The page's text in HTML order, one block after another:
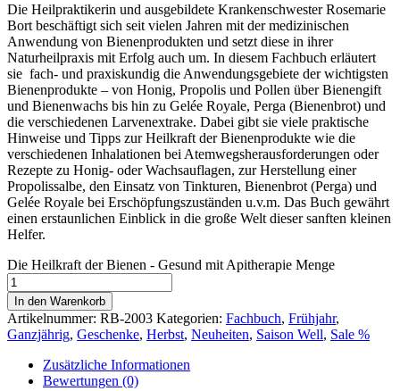
Die Heilpraktikerin und ausgebildete Krankenschwester Rosemarie
Bort beschäftigt sich seit vielen Jahren mit der medizinischen
Anwendung von Bienenprodukten und setzt diese in ihrer
Naturheilpraxis mit Erfolg auch um. In diesem Fachbuch erläutert
sie fach- und praxiskundig die Anwendungsgebiete der wichtigsten
Bienenprodukte – von Honig, Propolis und Pollen über Bienengift
und Bienenwachs bis hin zu Gelée Royale, Perga (Bienenbrot) und
die verschiedenen Larvenextrake. Dabei gibt sie viele praktische
Hinweise und Tipps zur Heilkraft der Bienenprodukte wie die
verschiedenen Inhalationen bei Atemwegsherausforderungen oder
Rezepte zu Honig- oder Wachsauflagen, zur Herstellung einer
Propolissalbe, den Einsatz von Tinkturen, Bienenbrot (Perga) und
Gelée Royale bei Erschöpfungszuständen u.v.m. Das Buch gewährt
einen erstaunlichen Einblick in die große Welt dieser sanften kleinen
Helfer.
Die Heilkraft der Bienen - Gesund mit Apitherapie Menge
In den Warenkorb
Artikelnummer: RB-2003 Kategorien: Fachbuch, Frühjahr,
Ganzjährig, Geschenke, Herbst, Neuheiten, Saison Well, Sale %
Zusätzliche Informationen
Bewertungen (0)